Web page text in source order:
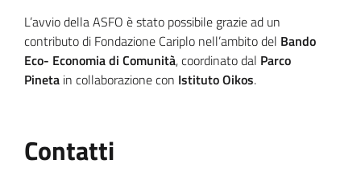
L’avvio della ASFO è stato possibile grazie ad un
contributo di Fondazione Cariplo nell’ambito del Bando
Eco- Economia di Comunità, coordinato dal Parco
Pineta in collaborazione con Istituto Oikos.
Contatti